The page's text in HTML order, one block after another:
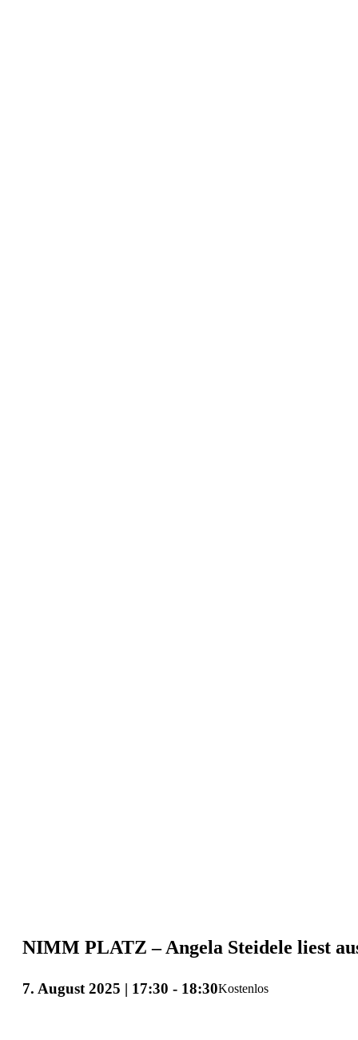
NIMM PLATZ – Angela Steidele liest
7. August 2025 | 17:30 - 18:30Kostenlos